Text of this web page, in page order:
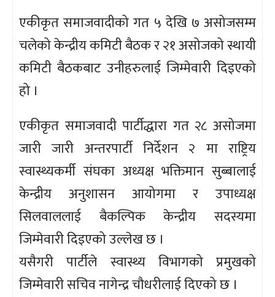
एकीकृत समाजवादीको गत ५ देखि ७ असोजसम्म
चलेको केन्द्रीय कमिटी बैठक र २१ असोजको स्थायी
कमिटी बैठकबाट उनीहरुलाई जिम्मेवारी दिइएको
हो ।
एकीकृत समाजवादी पार्टीद्धारा गत २८ असोजमा
जारी जारी अन्तरपार्टी निर्देशन २ मा राष्ट्रिय
स्वास्थ्यकर्मी संघका अध्यक्ष भक्तिमान सुब्बालाई
केन्द्रीय अनुशासन आयोगमा र उपाध्यक्ष
सिलवाललाई बैकल्पिक केन्द्रीय सदस्यमा
जिम्मेवारी दिइएको उल्लेख छ ।
यसैगरी पार्टीले स्वास्थ्य विभागको प्रमुखको
जिम्मेवारी सचिव नागेन्द्र चौधरीलाई दिएको छ ।